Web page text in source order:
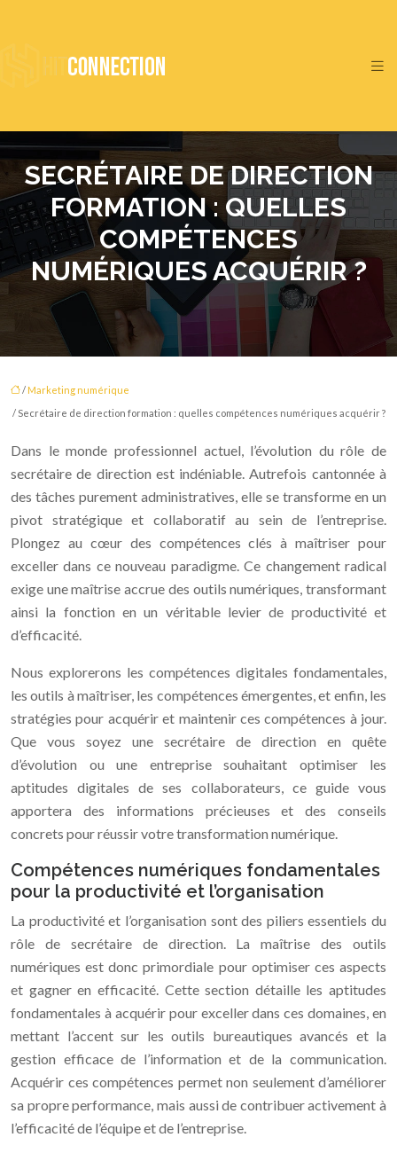
SECRÉTAIRE DE DIRECTION
FORMATION : QUELLES
COMPÉTENCES
NUMÉRIQUES ACQUÉRIR ?
/ Marketing numérique
/ Secrétaire de direction formation : quelles compétences numériques acquérir ?
Dans le monde professionnel actuel, l’évolution du rôle de
secrétaire de direction est indéniable. Autrefois cantonnée à
des tâches purement administratives, elle se transforme en un
pivot stratégique et collaboratif au sein de l’entreprise.
Plongez au cœur des compétences clés à maîtriser pour
exceller dans ce nouveau paradigme. Ce changement radical
exige une maîtrise accrue des outils numériques, transformant
ainsi la fonction en un véritable levier de productivité et
d’efficacité.
Nous explorerons les compétences digitales fondamentales,
les outils à maîtriser, les compétences émergentes, et enfin, les
stratégies pour acquérir et maintenir ces compétences à jour.
Que vous soyez une secrétaire de direction en quête
d’évolution ou une entreprise souhaitant optimiser les
aptitudes digitales de ses collaborateurs, ce guide vous
apportera des informations précieuses et des conseils
concrets pour réussir votre transformation numérique.
Compétences numériques fondamentales
pour la productivité et l’organisation
La productivité et l’organisation sont des piliers essentiels du
rôle de secrétaire de direction. La maîtrise des outils
numériques est donc primordiale pour optimiser ces aspects
et gagner en efficacité. Cette section détaille les aptitudes
fondamentales à acquérir pour exceller dans ces domaines, en
mettant l’accent sur les outils bureautiques avancés et la
gestion efficace de l’information et de la communication.
Acquérir ces compétences permet non seulement d’améliorer
sa propre performance, mais aussi de contribuer activement à
l’efficacité de l’équipe et de l’entreprise.